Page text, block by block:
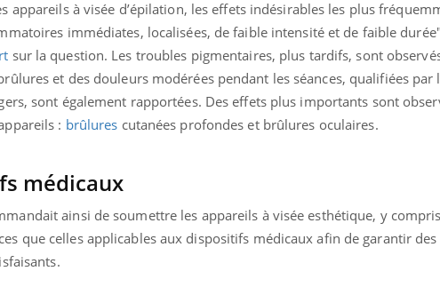
appareils à visée d’épilation, les effets indésirables les plus
immédiates, localisées, de faible intensité et de faible
sur la question. Les troubles pigmentaires, plus tardifs, sont
et des douleurs modérées pendant les séances, qualifiées par
sont également rapportées. Des effets plus importants sont
: brûlures cutanées profondes et brûlures oculaires.
médicaux
ainsi de soumettre les appareils à visée esthétique, y
que celles applicables aux dispositifs médicaux afin de garantir